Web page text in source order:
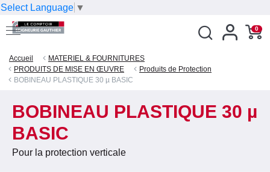
Select Language ▼
0
Accueil
MATERIEL & FOURNITURES
PRODUITS DE MISE EN ŒUVRE
Produits de Protection
BOBINEAU PLASTIQUE 30 µ BASIC
BOBINEAU PLASTIQUE 30 µ
BASIC
Pour la protection verticale